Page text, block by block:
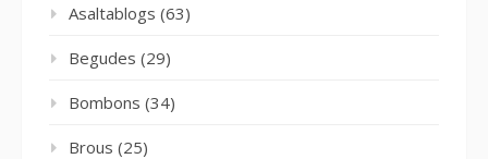
Asaltablogs (63)
Begudes (29)
Bombons (34)
Brous (25)